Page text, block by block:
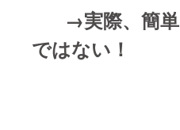
→実際、簡単
ではない！